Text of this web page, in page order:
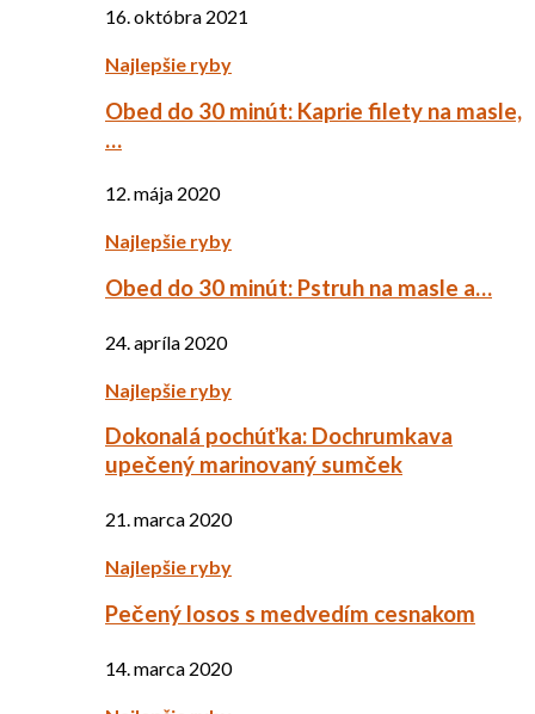
16. októbra 2021
Najlepšie ryby
Obed do 30 minút: Kaprie filety na masle,
…
12. mája 2020
Najlepšie ryby
Obed do 30 minút: Pstruh na masle a…
24. apríla 2020
Najlepšie ryby
Dokonalá pochúťka: Dochrumkava
upečený marinovaný sumček
21. marca 2020
Najlepšie ryby
Pečený losos s medvedím cesnakom
14. marca 2020